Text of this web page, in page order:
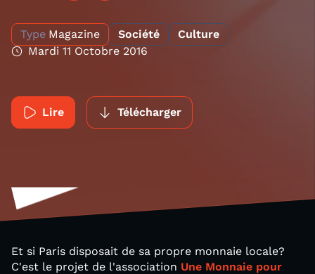
Type Magazine Société
Culture
Mardi 11 Octobre 2016
Lire Télécharger
Et si Paris disposait de sa propre monnaie locale?
C'est le projet de l'association Une Monnaie pour